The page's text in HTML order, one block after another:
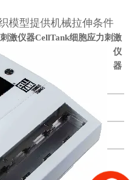
模型提供机械拉伸条件
激仪器CellTank细胞应力刺激
仪
器